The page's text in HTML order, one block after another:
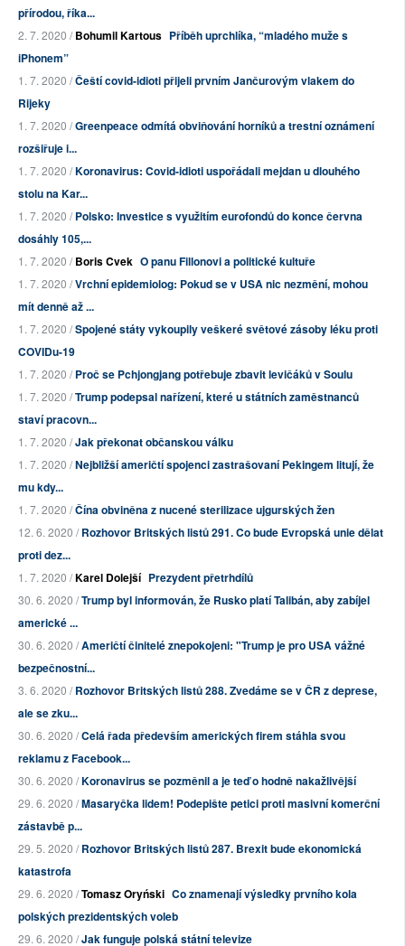
přírodou, říka...
2. 7. 2020 /Bohumil Kartous Příběh uprchlíka, “mladého muže s
iPhonem”
1. 7. 2020 /Čeští covid-idioti přijeli prvním Jančurovým vlakem do
Rijeky
1. 7. 2020 /Greenpeace odmítá obviňování horníků a trestní oznámení
rozšiřuje i...
1. 7. 2020 /Koronavirus: Covid-idioti uspořádali mejdan u dlouhého
stolu na Kar...
1. 7. 2020 /Polsko: Investice s využitím eurofondů do konce června
dosáhly 105,...
1. 7. 2020 /Boris Cvek O panu Fillonovi a politické kultuře
1. 7. 2020 /Vrchní epidemiolog: Pokud se v USA nic nezmění, mohou
mít denně až ...
1. 7. 2020 /Spojené státy vykoupily veškeré světové zásoby léku proti
COVIDu-19
1. 7. 2020 /Proč se Pchjongjang potřebuje zbavit levičáků v Soulu
1. 7. 2020 /Trump podepsal nařízení, které u státních zaměstnanců
staví pracovn...
1. 7. 2020 /Jak překonat občanskou válku
1. 7. 2020 /Nejbližší američtí spojenci zastrašovaní Pekingem litují, že
mu kdy...
1. 7. 2020 /Čína obviněna z nucené sterilizace ujgurských žen
12. 6. 2020 /Rozhovor Britských listů 291. Co bude Evropská unie dělat
proti dez...
1. 7. 2020 /Karel Dolejší Prezydent přetrhdílů
30. 6. 2020 /Trump byl informován, že Rusko platí Talibán, aby zabíjel
americké ...
30. 6. 2020 /Američtí činitelé znepokojeni: "Trump je pro USA vážné
bezpečnostní...
3. 6. 2020 /Rozhovor Britských listů 288. Zvedáme se v ČR z deprese,
ale se zku...
30. 6. 2020 /Celá řada především amerických firem stáhla svou
reklamu z Facebook...
30. 6. 2020 /Koronavirus se pozměnil a je teď o hodně nakažlivější
29. 6. 2020 /Masaryčka lidem! Podepište petici proti masivní komerční
zástavbě p...
29. 5. 2020 /Rozhovor Britských listů 287. Brexit bude ekonomická
katastrofa
29. 6. 2020 /Tomasz Oryński Co znamenají výsledky prvního kola
polských prezidentských voleb
29. 6. 2020 /Jak funguje polská státní televize